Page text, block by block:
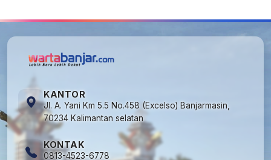
KANTOR
Jl. A. Yani Km 5.5 No.458 (Excelso) Banjarmasin,
70234 Kalimantan selatan
KONTAK
0813-4523-6778